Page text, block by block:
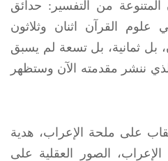
المتنوعة من التفسير: حدائق
علوم القرآن اثنان وثلاثون
بل ثمانية، بل تسعة لم يسبق
ننشر مقدمته الآن وستظهر
على ملحة الإعراب، هدية
الصور العقلية على